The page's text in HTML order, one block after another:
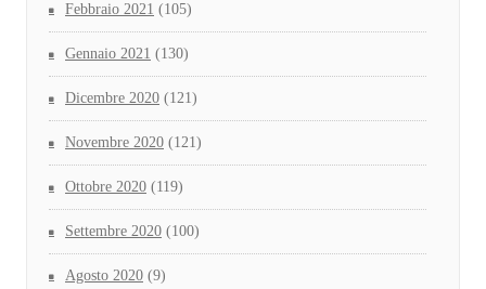
Febbraio 2021 (105)
Gennaio 2021 (130)
Dicembre 2020 (121)
Novembre 2020 (121)
Ottobre 2020 (119)
Settembre 2020 (100)
Agosto 2020 (9)